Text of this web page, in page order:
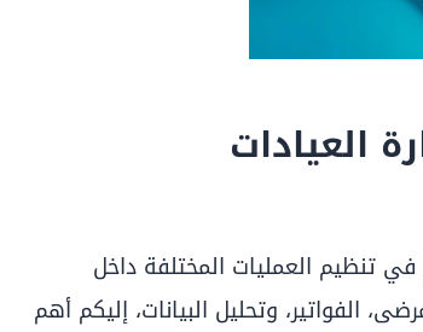
العيادات
تنظيم العمليات المختلفة داخل
الفواتير، وتحليل البيانات، إليكم أهم